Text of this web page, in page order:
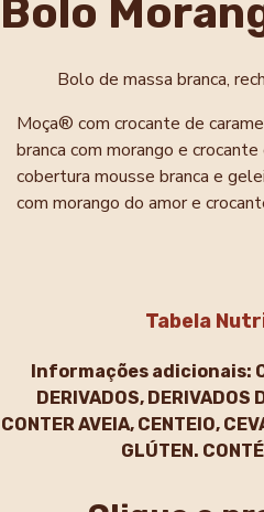
Bolo
Bolo de massa branca,
Moça® com crocante de
branca com morango e
cobertura mousse branca e
com morango do amor e
Tabela
Informações adicionais:
DERIVADOS, DERIVADOS
CONTER AVEIA, CENTEIO,
GLÚTEN.